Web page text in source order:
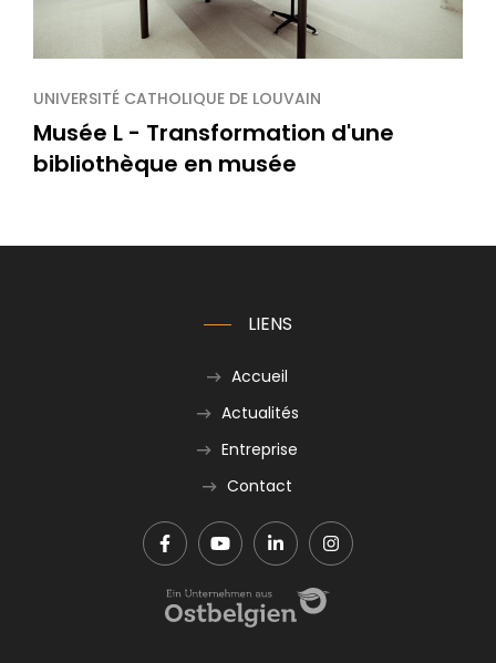
UNIVERSITÉ CATHOLIQUE DE LOUVAIN
Musée L - Transformation d'une
bibliothèque en musée
LIENS
Accueil
Actualités
Entreprise
Contact